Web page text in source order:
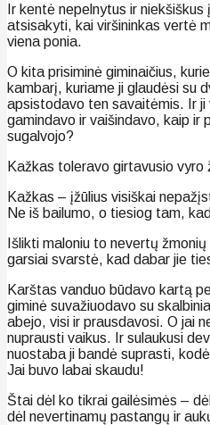
Ir kentė nepelnytus ir
atsisakyti, kai viršininkas vertė
viena ponia.
O kita prisiminė giminaičius,
kambarį, kuriame ji glaudėsi su
apsistodavo ten savaitėmis. Ir
gamindavo ir vaišindavo, kaip ir
sugalvojo?
Kažkas toleravo girtavusio vyro
Kažkas – įžūlius visiškai
Ne iš bailumo, o tiesiog tam,
Išlikti maloniu to nevertų
garsiai svarstė, kad dabar jie
Karštas vanduo būdavo kartą
giminė suvažiuodavo su
abejo, visi ir prausdavosi. O jai
nuprausti vaikus. Ir sulaukusi
nuostaba ji bandė suprasti,
Jai buvo labai skaudu!
Štai dėl ko tikrai gailėsimės –
dėl nevertinamų pastangų ir